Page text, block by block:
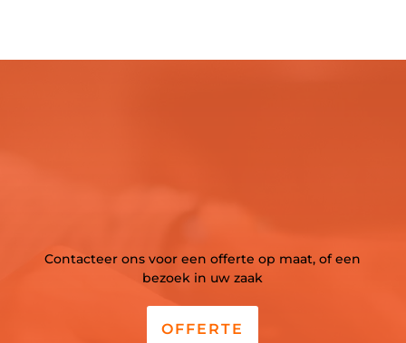
Contacteer ons voor een offerte op maat, of een
bezoek in uw zaak
OFFERTE